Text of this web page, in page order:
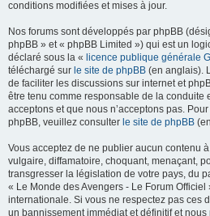
conditions modifiées et mises à jour.
Nos forums sont développés par phpBB
phpBB » et « phpBB Limited ») qui est un
déclaré sous la « licence publique générale
téléchargé sur le site de phpBB (en anglais).
de faciliter les discussions sur internet et
être tenu comme responsable de la conduite
acceptons et que nous n’acceptons pas.
phpBB, veuillez consulter le site de phpBB
Vous acceptez de ne publier aucun contenu
vulgaire, diffamatoire, choquant, menaçant,
transgresser la législation de votre pays, du
« Le Monde des Avengers - Le Forum
internationale. Si vous ne respectez pas ces
un bannissement immédiat et définitif et